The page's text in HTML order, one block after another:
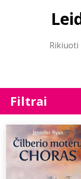
Rikiuoti
Filtrai